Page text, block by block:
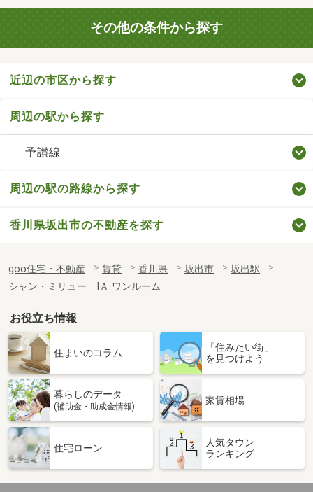
その他の条件から探す
近辺の市区から探す
周辺の駅から探す
予讃線
周辺の駅の路線から探す
香川県坂出市の不動産を探す
goo住宅・不動産 賃貸 香川県 坂出市
坂出駅
シャン・ミリュー ⅠＡ ワンルーム
お役立ち情報
住まいのコラム
「住みたい街」
を見つけよう
暮らしのデータ
(補助金・助成金情報)
家賃相場
住宅ローン
人気タウン
ランキング